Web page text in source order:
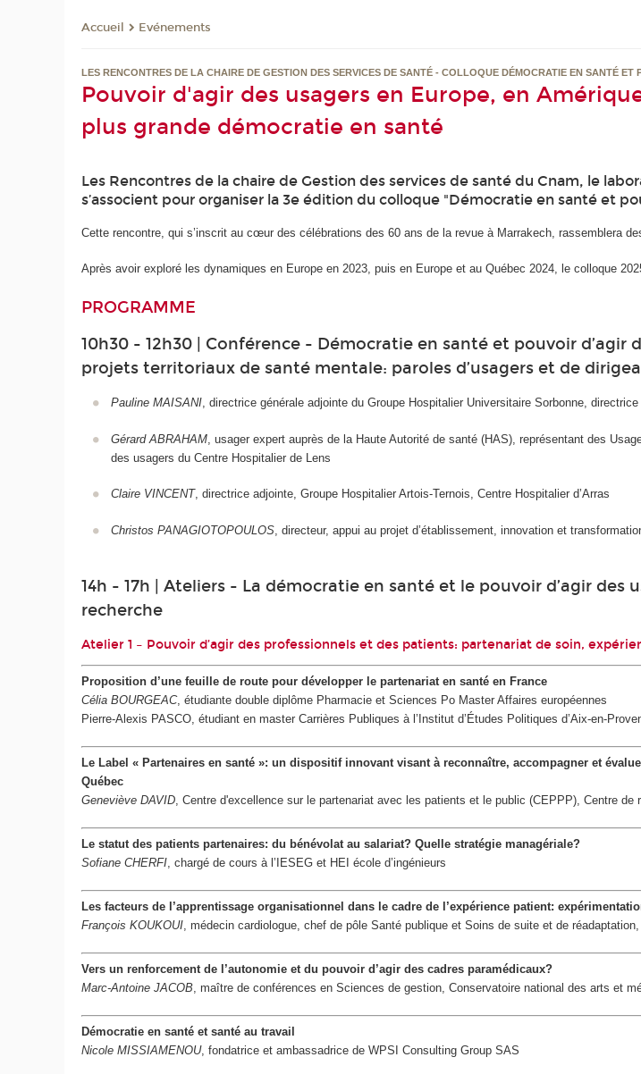
Accueil Evénements
LES RENCONTRES DE LA CHAIRE DE GESTION DES SERVICES DE SANTÉ - COLLOQUE DÉMOCRATIE EN SANTÉ ET
Pouvoir d'agir des usagers en Europe, en
plus grande démocratie en santé
Les Rencontres de la chaire de Gestion des services de santé du Cnam, le
s’associent pour organiser la 3e édition du colloque "Démocratie en santé et
Cette rencontre, qui s’inscrit au cœur des célébrations des 60 ans de la revue à Marrakech, rassemblera
Après avoir exploré les dynamiques en Europe en 2023, puis en Europe et au Québec 2024, le colloque
PROGRAMME
10h30 - 12h30 | Conférence - Démocratie en santé et pouvoir
projets territoriaux de santé mentale: paroles d’usagers et de
Pauline MAISANI, directrice générale adjointe du Groupe Hospitalier Universitaire Sorbonne,
Gérard ABRAHAM, usager expert auprès de la Haute Autorité de santé (HAS), représentant des
des usagers du Centre Hospitalier de Lens
Claire VINCENT, directrice adjointe, Groupe Hospitalier Artois-Ternois, Centre Hospitalier d’Arras
Christos PANAGIOTOPOULOS, directeur, appui au projet d’établissement, innovation et
14h - 17h | Ateliers - La démocratie en santé et le pouvoir d’agir
recherche
Atelier 1 – Pouvoir d’agir des professionnels et des patients: partenariat de soin,
Proposition d’une feuille de route pour développer le partenariat en santé en France
Célia BOURGEAC, étudiante double diplôme Pharmacie et Sciences Po Master Affaires européennes
Pierre-Alexis PASCO, étudiant en master Carrières Publiques à l’Institut d’Études Politiques d’Aix-en-
Le Label « Partenaires en santé »: un dispositif innovant visant à reconnaître, accompagner et
Québec
Geneviève DAVID, Centre d'excellence sur le partenariat avec les patients et le public (CEPPP), Centre de
Le statut des patients partenaires: du bénévolat au salariat? Quelle stratégie managériale?
Sofiane CHERFI, chargé de cours à l’IESEG et HEI école d’ingénieurs
Les facteurs de l’apprentissage organisationnel dans le cadre de l’expérience patient:
François KOUKOUI, médecin cardiologue, chef de pôle Santé publique et Soins de suite et de
Vers un renforcement de l’autonomie et du pouvoir d’agir des cadres paramédicaux?
Marc-Antoine JACOB, maître de conférences en Sciences de gestion, Conservatoire national des arts et
Démocratie en santé et santé au travail
Nicole MISSIAMENOU, fondatrice et ambassadrice de WPSI Consulting Group SAS